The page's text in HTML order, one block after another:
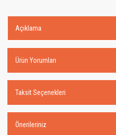
Açıklama
Ürün Yorumları
Taksit Seçenekleri
Önerileriniz